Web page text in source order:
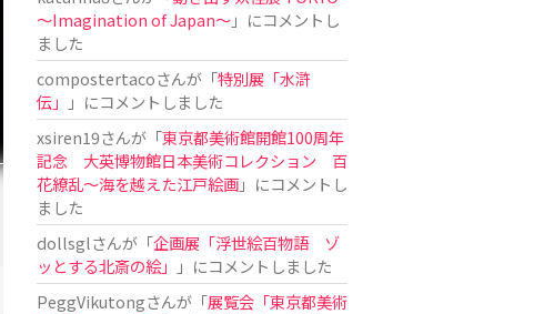
〜Imagination of Japan〜」にコメントし
ました
compostertacoさんが「特別展「水滸
伝」
」にコメントしました
xsiren19さんが「東京都美術館開館100周年
記念 大英博物館日本美術コレクション 百
花繚乱～海を越えた江戸絵画」にコメントし
ました
dollsglさんが「企画展「浮世絵百物語 ゾ
ッとする北斎の絵」
」にコメントしました
PeggVikutongさんが「展覧会「東京都美術